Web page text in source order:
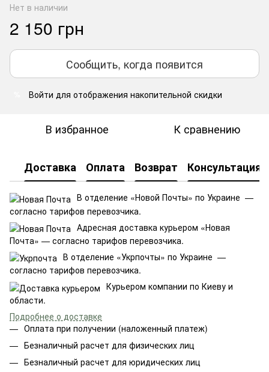
Нет в наличии
2 150 грн
Сообщить, когда появится
Войти для отображения накопительной скидки
В избранное К сравнению
Доставка Оплата Возврат Консультация
В отделение «Новой Почты» по Украине —
согласно тарифов перевозчика.
Адресная доставка курьером «Новая
Почта» — согласно тарифов перевозчика.
В отделение «Укрпочты» по Украине —
согласно тарифов перевозчика.
Курьером компании по Киеву и
области.
Подробнее о доставке
Оплата при получении (наложенный платеж)
Безналичный расчет для физических лиц
Безналичный расчет для юридических лиц